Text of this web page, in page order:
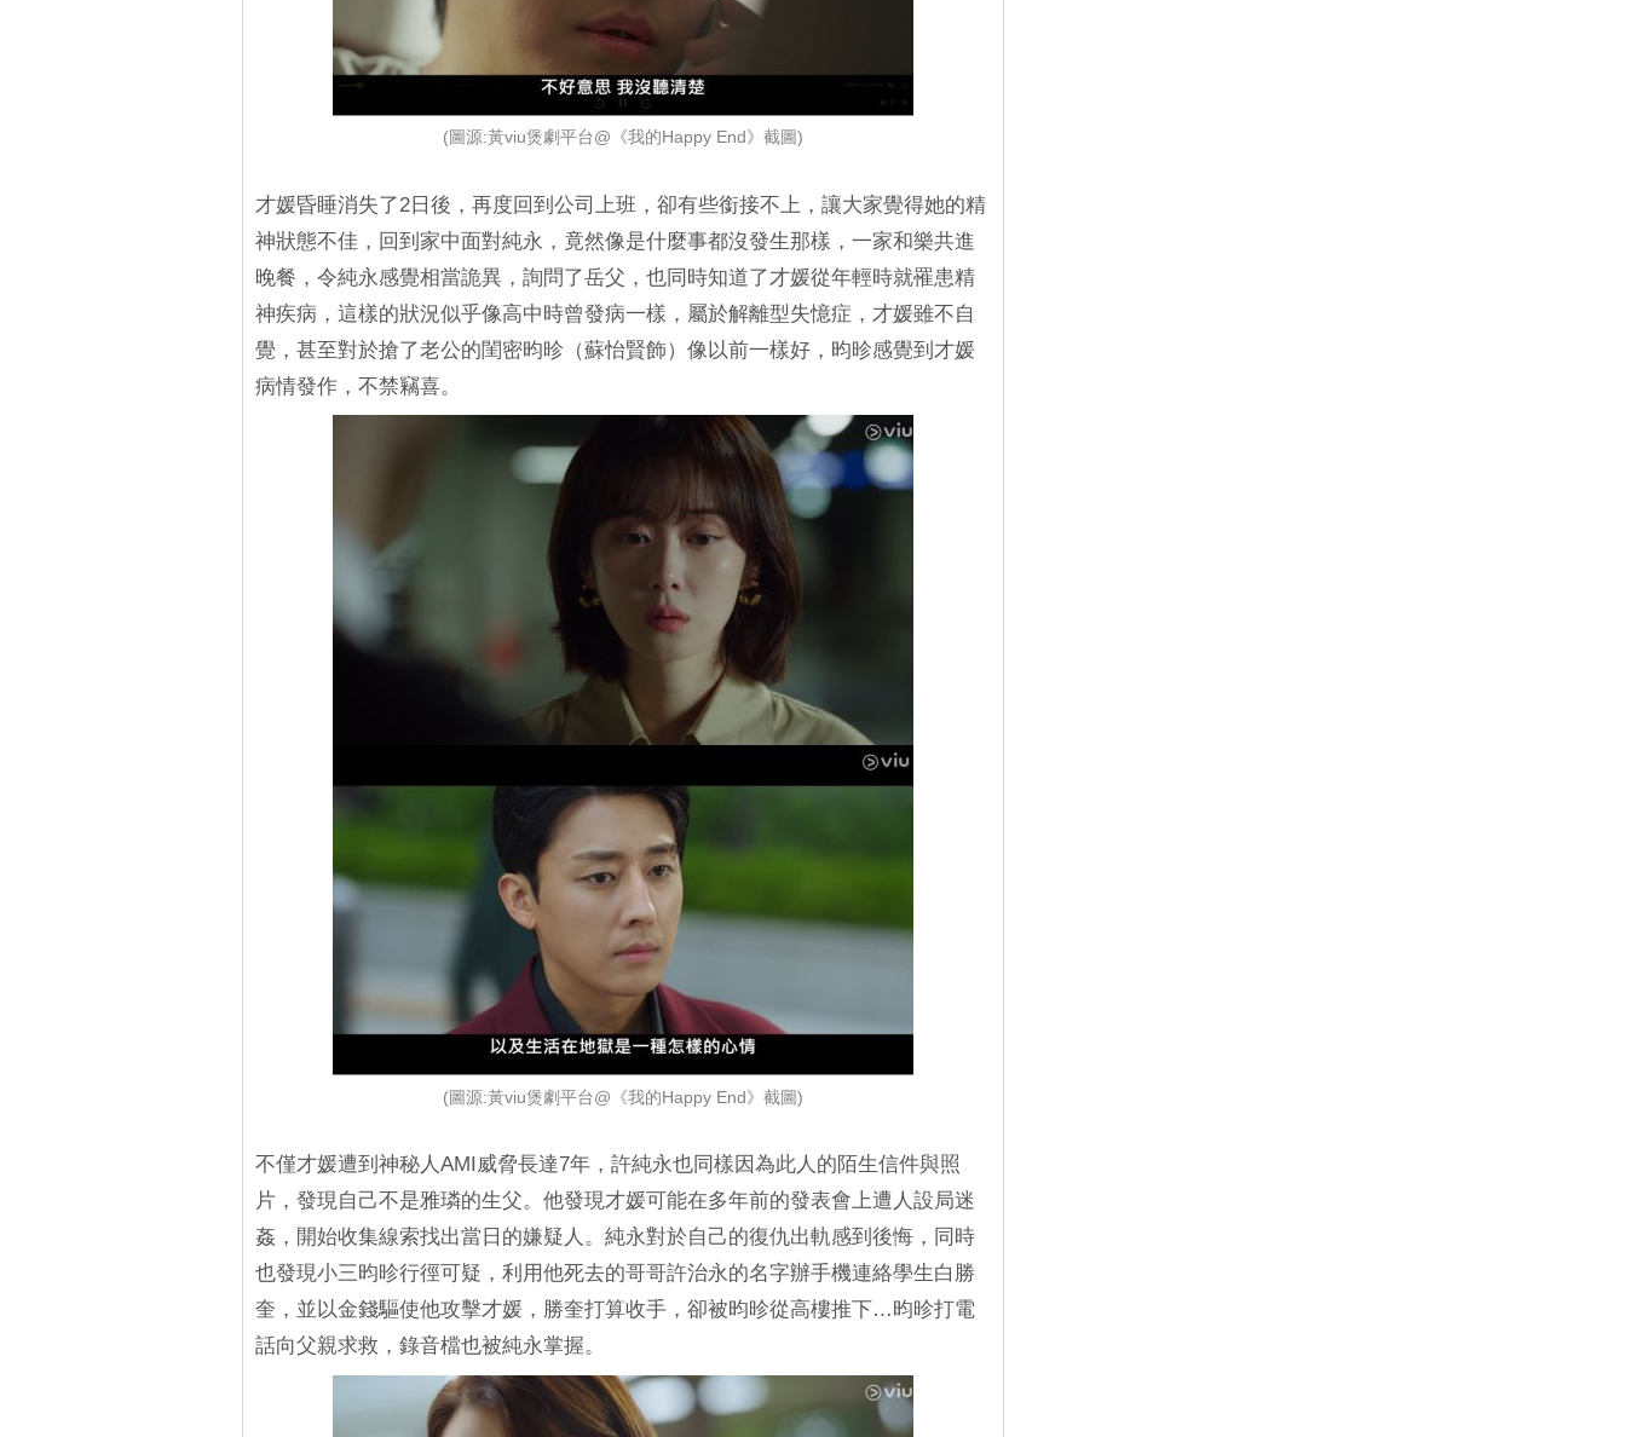
(圖源:黃viu煲劇平台@《我的Happy End》截圖)
才媛昏睡消失了2日後，再度回到公司上班，卻有些銜接不上，讓大家覺得她的精
神狀態不佳，回到家中面對純永，竟然像是什麼事都沒發生那樣，一家和樂共進
晚餐，令純永感覺相當詭異，詢問了岳父，也同時知道了才媛從年輕時就罹患精
神疾病，這樣的狀況似乎像高中時曾發病一樣，屬於解離型失憶症，才媛雖不自
覺，甚至對於搶了老公的閨密昀昣（蘇怡賢飾）像以前一樣好，昀昣感覺到才媛
病情發作，不禁竊喜。
(圖源:黃viu煲劇平台@《我的Happy End》截圖)
不僅才媛遭到神秘人AMI威脅長達7年，許純永也同樣因為此人的陌生信件與照
片，發現自己不是雅璘的生父。他發現才媛可能在多年前的發表會上遭人設局迷
姦，開始收集線索找出當日的嫌疑人。純永對於自己的復仇出軌感到後悔，同時
也發現小三昀昣行徑可疑，利用他死去的哥哥許治永的名字辦手機連絡學生白勝
奎，並以金錢驅使他攻擊才媛，勝奎打算收手，卻被昀昣從高樓推下…昀昣打電
話向父親求救，錄音檔也被純永掌握。